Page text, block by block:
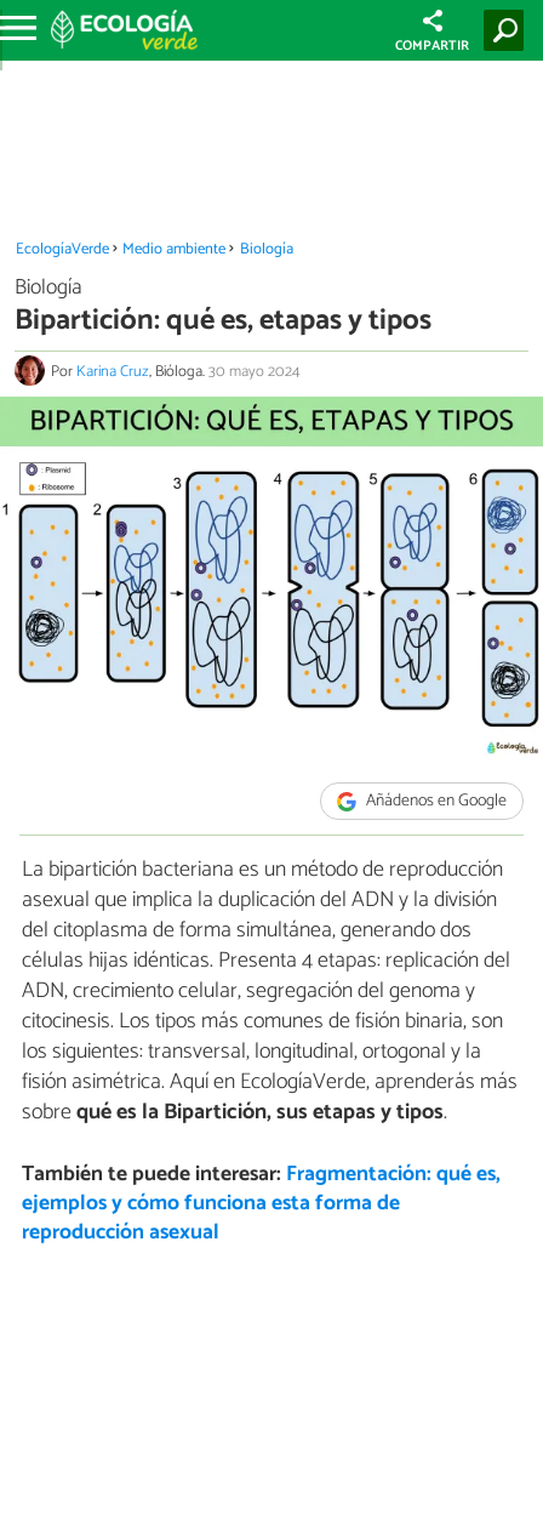
COMPARTIR
EcologíaVerde Medio ambiente Biología
Biología
Bipartición: qué es, etapas y tipos
PorKarina Cruz, Bióloga.30 mayo 2024
Añádenos en Google
La bipartición bacteriana es un método de reproducción
asexual que implica la duplicación del ADN y la división
del citoplasma de forma simultánea, generando dos
células hijas idénticas. Presenta 4 etapas: replicación del
ADN, crecimiento celular, segregación del genoma y
citocinesis. Los tipos más comunes de fisión binaria, son
los siguientes: transversal, longitudinal, ortogonal y la
fisión asimétrica. Aquí en EcologíaVerde, aprenderás más
sobrequé es la Bipartición, sus etapas y tipos.
También te puede interesar: Fragmentación: qué es,
ejemplos y cómo funciona esta forma de
reproducción asexual